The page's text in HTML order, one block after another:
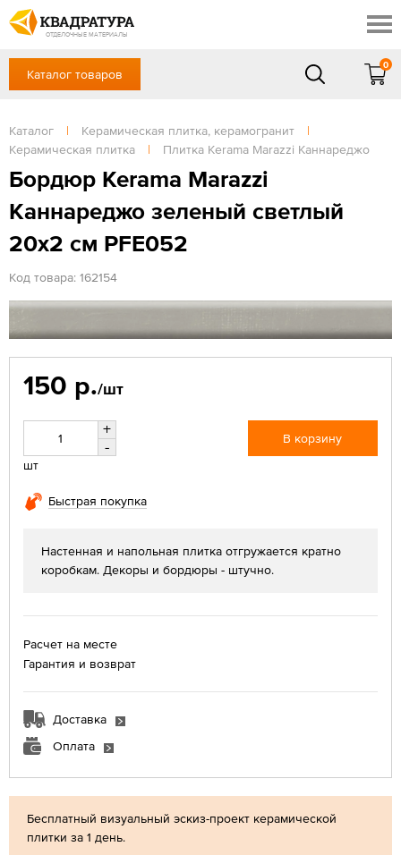
ОТДЕЛОЧНЫЕ МАТЕРИАЛЫ
Профи
Контакты
Доставка и оплата
Выставочный зал
Готовые решения
+7 (861) 217-94-70
Сб, Вс — выходной
ЗАКАЗАТЬ ЗВОНОК
Вход / Регистрация
Каталог товаров
0
Каталог | Керамическая плитка, керамогранит
|
Керамическая плитка
| Плитка Kerama Marazzi Каннареджо
Бордюр Kerama Marazzi
Каннареджо зеленый светлый
20x2 см PFE052
Код товара: 162154
Бесплатный визуальный эскиз-проект керамической
плитки за 1 день.
150 р./шт
+
-
шт
В корзину
Быстрая покупка
Настенная и напольная плитка отгружается кратно
коробкам. Декоры и бордюры - штучно.
Расчет на месте
Гарантия и возврат
Доставка
Оплата